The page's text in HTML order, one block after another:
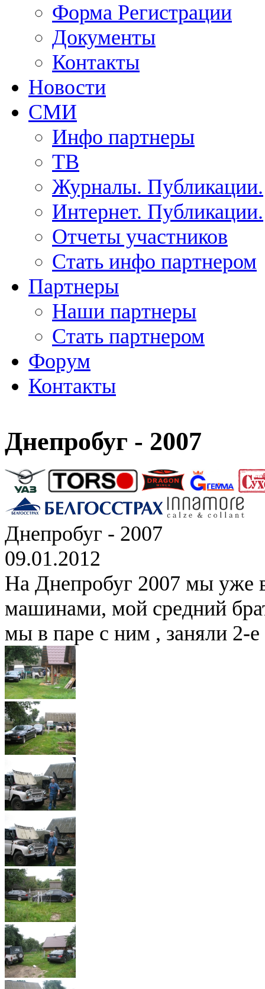
Форма Регистрации
Документы
Контакты
Новости
СМИ
Инфо партнеры
ТВ
Журналы. Публикации.
Интернет. Публикации.
Отчеты участников
Стать инфо партнером
Партнеры
Наши партнеры
Стать партнером
Форум
Контакты
Днепробуг - 2007
Днепробуг - 2007
09.01.2012
На Днепробуг 2007 мы уже
машинами, мой средний
мы в паре с ним , заняли 2-